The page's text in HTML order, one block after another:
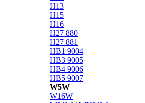
H13
H15
H16
H27 880
H27 881
HB1 9004
HB3 9005
HB4 9006
HB5 9007
W5W
W16W